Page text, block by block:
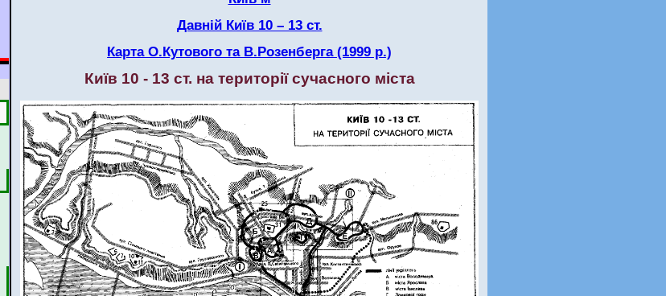
Давній Київ 10 – 13 ст.
Карта О.Кутового та В.Розенберга (1999 р.)
Київ 10 - 13 ст. на території сучасного міста